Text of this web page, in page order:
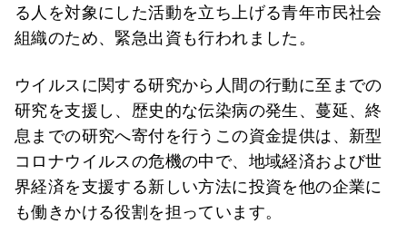
る人を対象にした活動を立ち上げる青年市民社会
組織のため、緊急出資も行われました。
ウイルスに関する研究から人間の行動に至までの
研究を支援し、歴史的な伝染病の発生、蔓延、終
息までの研究へ寄付を行うこの資金提供は、新型
コロナウイルスの危機の中で、地域経済および世
界経済を支援する新しい方法に投資を他の企業に
も働きかける役割を担っています。